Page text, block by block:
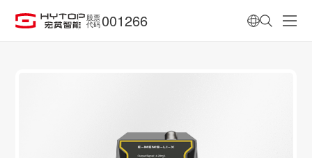
股票
代码 001266